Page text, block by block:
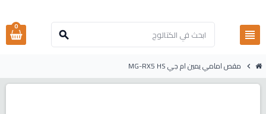
view_headline
search
0
chevron_right مقص امامي يمين ام جي MG-RX5 HS